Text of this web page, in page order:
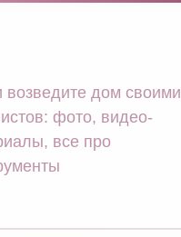
возведите дом своими
фото, видео-
все про